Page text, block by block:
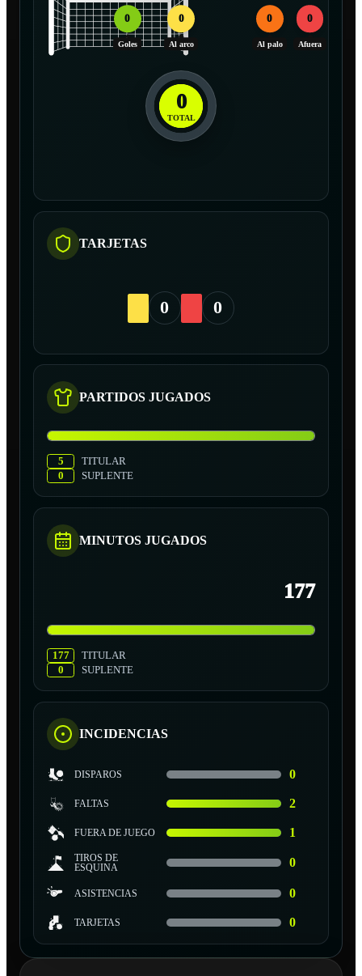
0
Goles
0
Al arco
0
Al palo
0
Afuera
0
TOTAL
TARJETAS
0 0
PARTIDOS JUGADOS
5
TITULAR
0
SUPLENTE
MINUTOS JUGADOS
177
177
TITULAR
0
SUPLENTE
INCIDENCIAS
DISPAROS 0
FALTAS 2
FUERA DE JUEGO 1
TIROS DE
ESQUINA
0
ASISTENCIAS 0
TARJETAS 0